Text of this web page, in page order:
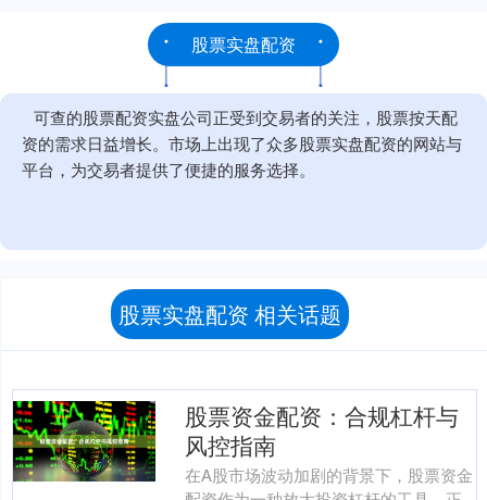
股票实盘配资
可查的股票配资实盘公司正受到交易者的关注，股票按天配
资的需求日益增长。市场上出现了众多股票实盘配资的网站与
平台，为交易者提供了便捷的服务选择。
股票实盘配资 相关话题
股票资金配资：合规杠杆与
风控指南
在A股市场波动加剧的背景下，股票资金